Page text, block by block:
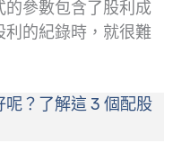
參數包含了股利成
的紀錄時，就很難
？了解這 3 個配股